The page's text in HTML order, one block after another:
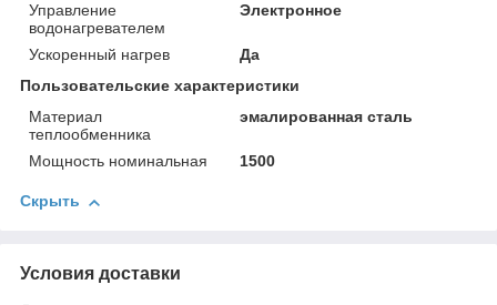
Управление
водонагревателем
Электронное
Ускоренный нагрев
Да
Пользовательские характеристики
Материал
теплообменника
эмалированная сталь
Мощность номинальная 1500
Скрыть
Условия доставки